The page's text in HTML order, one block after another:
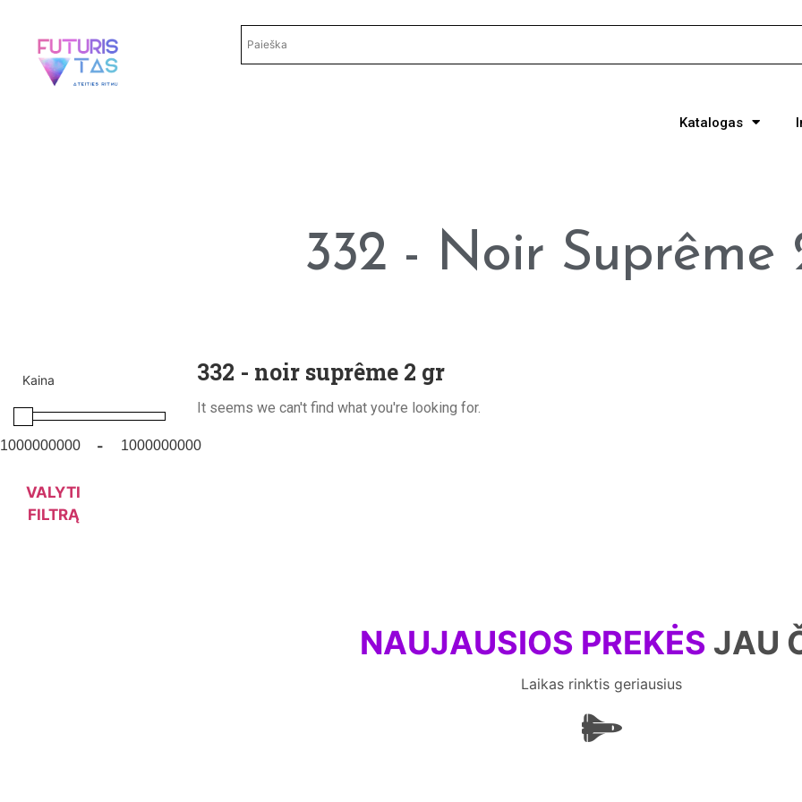
Katalogas
332 - Noir Suprême
Kaina
-
VALYTI
FILTRĄ
332 - noir suprême 2 gr
It seems we can't find what you're looking for.
NAUJAUSIOS PREKĖS JAU
Laikas rinktis geriausius